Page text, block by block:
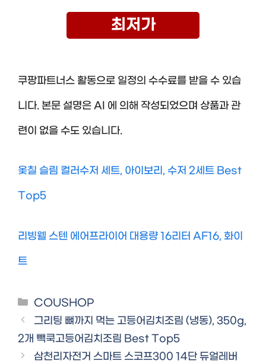
최저가
쿠팡파트너스 활동으로 일정의 수수료를 받을 수 있습
니다. 본문 설명은 AI 에 의해 작성되었으며 상품과 관
련이 없을 수도 있습니다.
옻칠 슬림 컬러수저 세트, 아이보리, 수저 2세트 Best
Top5
리빙웰 스텐 에어프라이어 대용량 16리터 AF16, 화이
트
Categories
COUSHOP
그리팅 뼈까지 먹는 고등어김치조림 (냉동), 350g,
2개 빽쿡고등어김치조림 Best Top5
삼천리자전거 스마트 스코프300 14단 듀얼레버